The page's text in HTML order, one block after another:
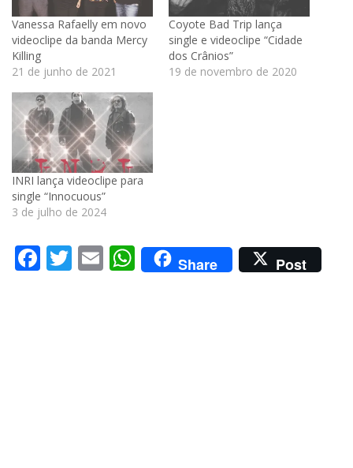
Vanessa Rafaelly em novo
videoclipe da banda Mercy
Killing
21 de junho de 2021
Coyote Bad Trip lança
single e videoclipe “Cidade
dos Crânios”
19 de novembro de 2020
INRI lança videoclipe para
single “Innocuous”
3 de julho de 2024
Facebook
Twitter
EmailWhatsApp
Share Post